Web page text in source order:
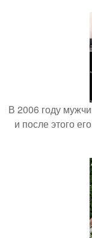
В 2006 году
и после этого